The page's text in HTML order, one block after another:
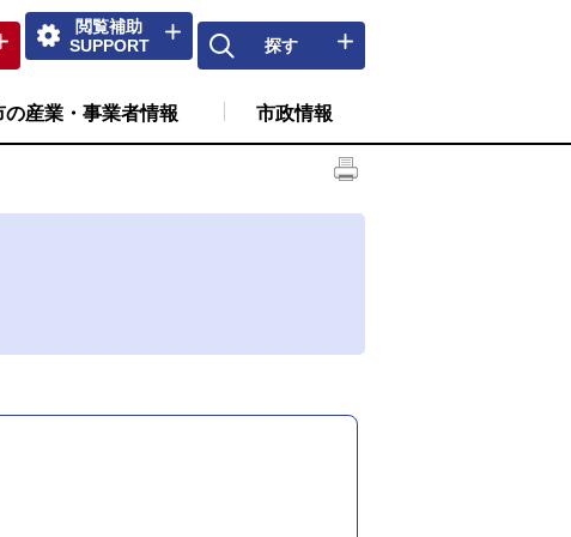
閲覧補助
SUPPORT
探す
の産業・事業者情報 市政情報